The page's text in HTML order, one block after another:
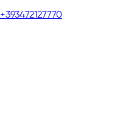
+393472127770